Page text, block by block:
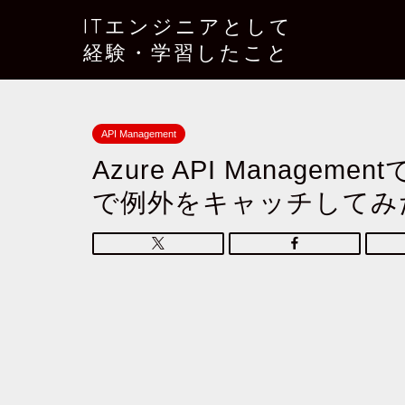
ITエンジニアとして
経験・学習したこと
API Management
Azure API Management
で例外をキャッチしてみ